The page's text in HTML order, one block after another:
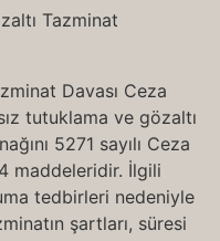
Davası Ceza
tutuklama ve gözaltı
5271 sayılı Ceza
maddeleridir. İlgili
tedbirleri nedeniyle
şartları, süresi